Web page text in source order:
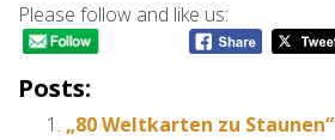
Please follow and like us:
Posts:
„80 Weltkarten zu Staunen“